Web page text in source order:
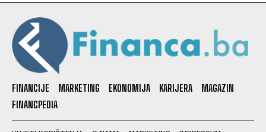
FINANCIJE MARKETING EKONOMIJA KARIJERA
MAGAZIN
FINANCPEDIA